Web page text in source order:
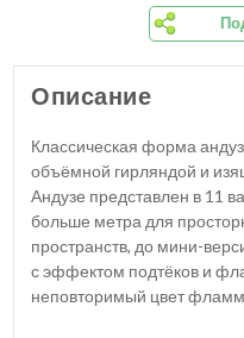
Описание
Классическая форма
объёмной гирляндой и
Андузе представлен в 11
больше метра для
пространств, до мини-
с эффектом подтёков и
неповторимый цвет